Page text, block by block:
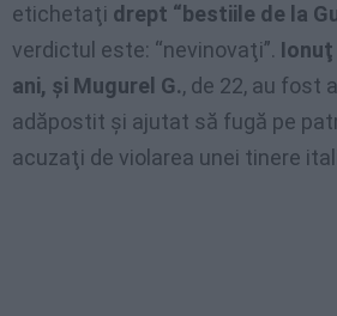
etichetaţi drept “bestiile de la
verdictul este: “nevinovaţi”. Ionuţ
ani, şi Mugurel G., de 22, au fost
adăpostit şi ajutat să fugă pe
acuzaţi de violarea unei tinere